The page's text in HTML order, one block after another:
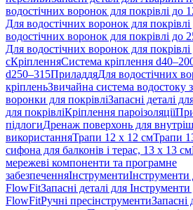
водостічних воронок для покрівлі до
Для водостічних воронок для
водостічних воронок для покрівлі до
Для водостічних воронок для
сКріпленняСистема кріплення
d250–315ПриладдяДля водостічних
кріпленьЗвичайна система водостоку
воронки для покрівліЗапасні деталі
для покрівліКріплення пароізоляції
підлогиДренаж поверхонь для
використанняТрапи 12 x 12 смТрапи
сифона для балконів і терас, 13 x 13 см
мережеві компоненти та програмне
забезпеченняІнструментиІнструменти
FlowFitЗапасні деталі для
FlowFitРучні пресінструментиЗапасні